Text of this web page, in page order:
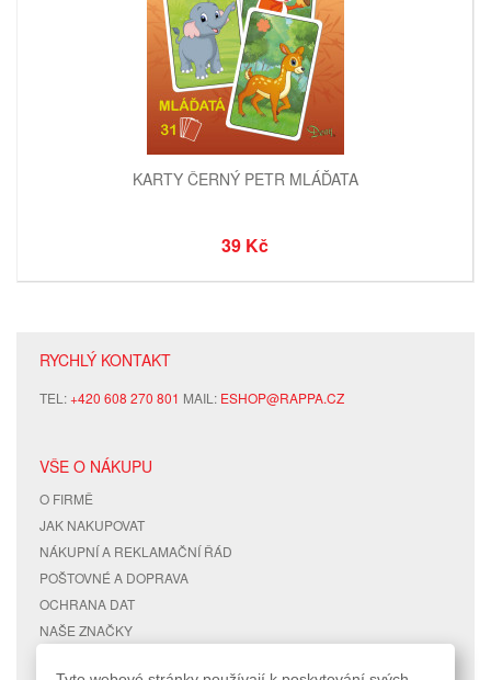
KARTY ČERNÝ PETR MLÁĎATA
39 Kč
RYCHLÝ KONTAKT
TEL:+420 608 270 801 MAIL: ESHOP@RAPPA.CZ
VŠE O NÁKUPU
O FIRMĚ
JAK NAKUPOVAT
NÁKUPNÍ A REKLAMAČNÍ ŘÁD
POŠTOVNÉ A DOPRAVA
OCHRANA DAT
NAŠE ZNAČKY